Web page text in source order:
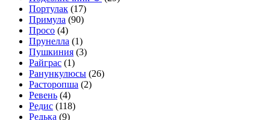
Портулак (17)
Примула (90)
Просо (4)
Прунелла (1)
Пушкиния (3)
Райграс (1)
Ранункулюсы (26)
Расторопша (2)
Ревень (4)
Редис (118)
Редька (9)